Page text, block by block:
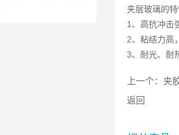
夹层玻璃的特
1、高抗冲击
2、粘结力高
3、耐光、耐
上一个： 夹
返回